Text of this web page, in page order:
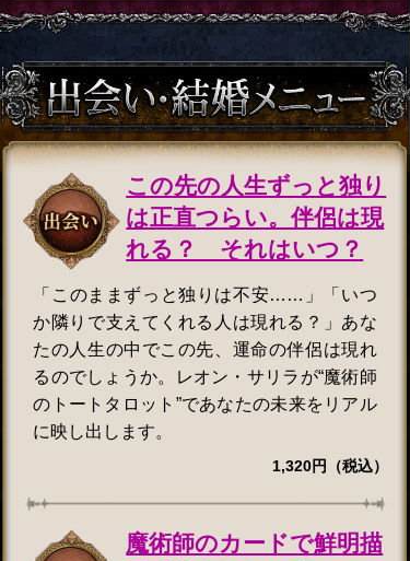
この先の人生ずっと独り
は正直つらい。伴侶は現
れる？ それはいつ？
「このままずっと独りは不安……」「いつ
か隣りで支えてくれる人は現れる？」あな
たの人生の中でこの先、運命の伴侶は現れ
るのでしょうか。レオン・サリラが“魔術師
のトートタロット”であなたの未来をリアル
に映し出します。
1,320円（税込）
魔術師のカードで鮮明描